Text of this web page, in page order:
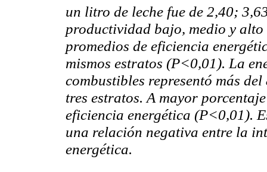
un litro de leche fue de 2,40;
productividad bajo, medio y
promedios de eficiencia
mismos estratos (P<0,01). La
combustibles representó más
tres estratos. A mayor
eficiencia energética (P<0,01).
una relación negativa entre la
energética.